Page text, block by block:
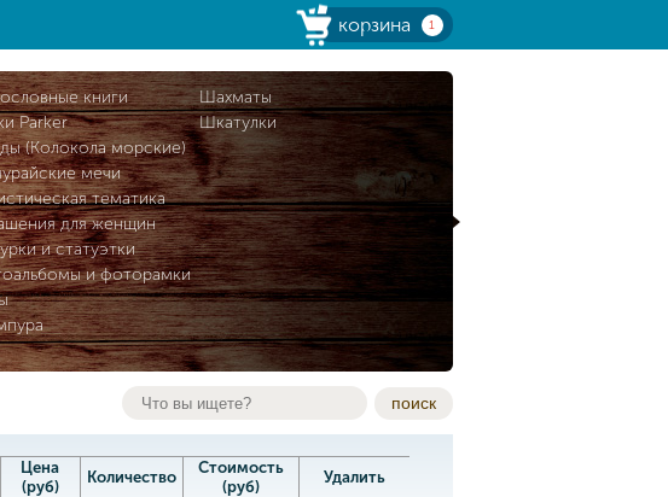
корзина 1
книги
Parker
(Колокола морские)
мечи
тематика
для женщин
и статуэтки
и фоторамки
Шахматы
Шкатулки
поиск
Цена
(руб)
Количество
Стоимость
(руб)
Удалить